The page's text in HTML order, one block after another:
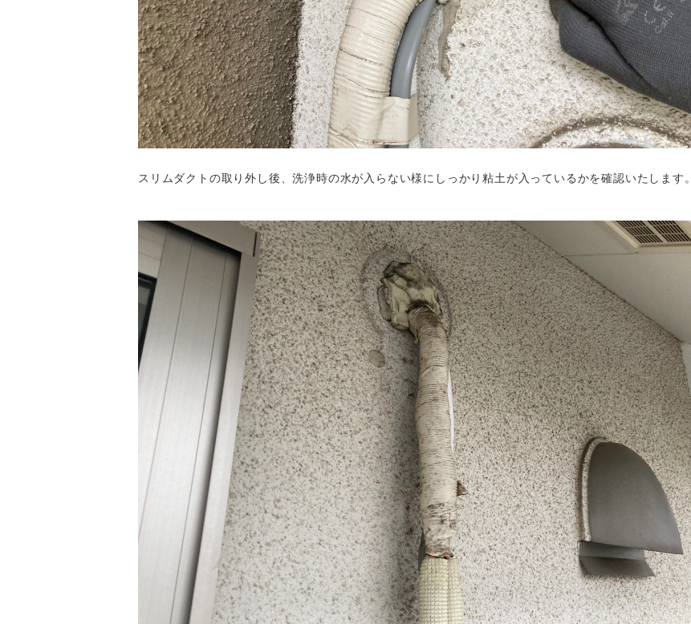
スリムダクトの取り外し後、洗浄時の水が入らない様にしっかり粘土が入っているかを確認いたします。